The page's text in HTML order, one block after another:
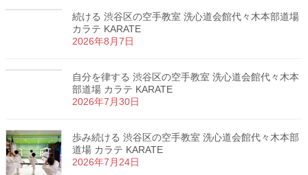
続ける 渋谷区の空手教室 洗心道会館代々木本部道場
カラテ KARATE
2026年8月7日
自分を律する 渋谷区の空手教室 洗心道会館代々木本
部道場 カラテ KARATE
2026年7月30日
歩み続ける 渋谷区の空手教室 洗心道会館代々木本部
道場 カラテ KARATE
2026年7月24日